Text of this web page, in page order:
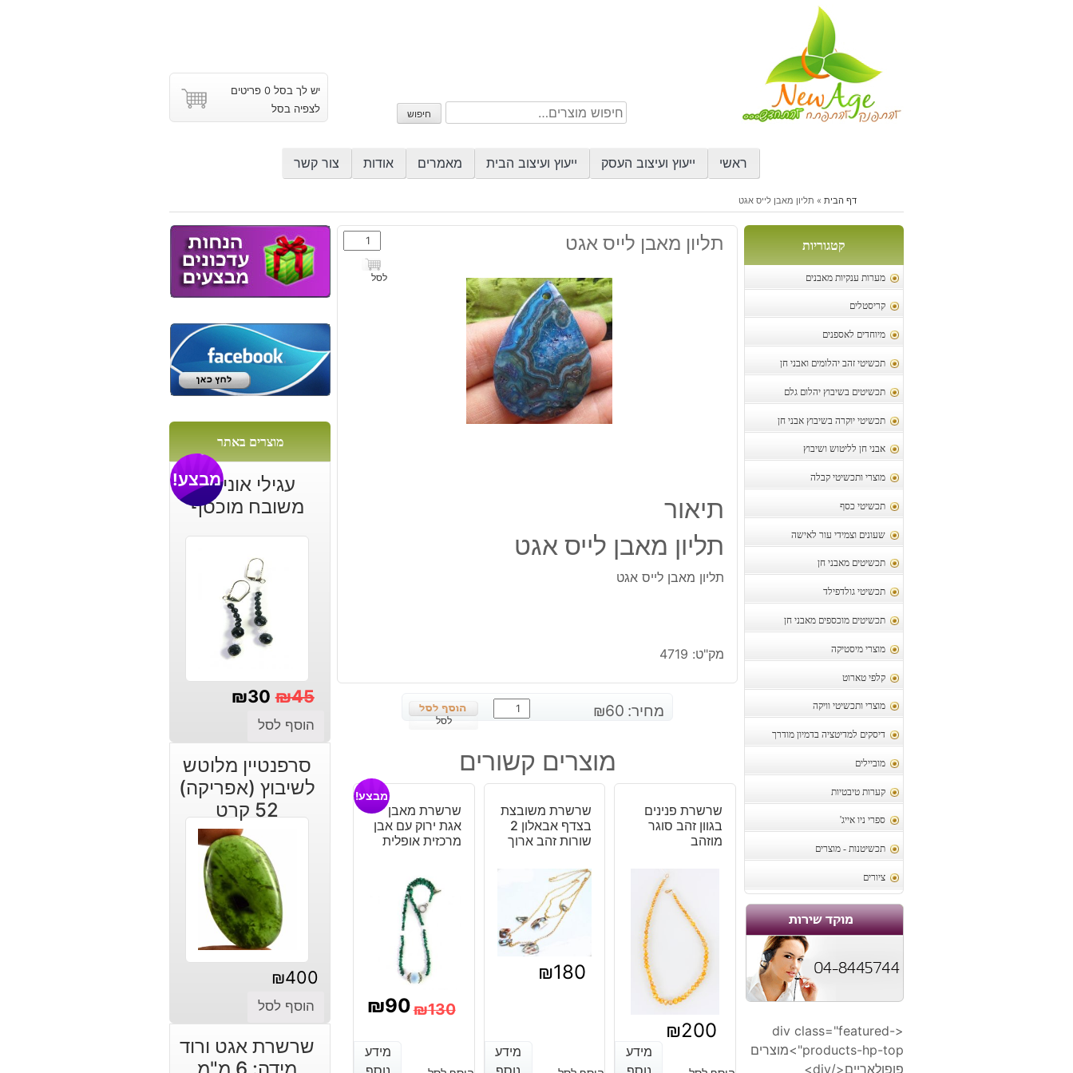
חיפוש
עבור:
חיפוש
יש לך בסל 0 פריטים
לצפיה בסל
ראשי ייעוץ ועיצוב העסק ייעוץ ועיצוב הבית מאמרים אודות צור קשר
דף הבית » תליון מאבן לייס אגט
קטגוריות
מערות ענקיות מאבנים
קריסטלים
מיוחדים לאספנים
תכשיטי זהב יהלומים ואבני חן
תכשיטים בשיבוץ יהלום גלם
תכשיטי יוקרה בשיבוץ אבני חן
אבני חן לליטוש ושיבוץ
מוצרי ותכשיטי קבלה
תכשיטי כסף
שעונים וצמידי עור לאישה
תכשיטים מאבני חן
תכשיטי גולדפילד
תכשיטים מוכספים מאבני חן
מוצרי מיסטיקה
קלפי טארוט
מוצרי ותכשיטי וויקה
דיסקים למדיטציה בדמיון מודרך
מוביילים
קערות טיבטיות
ספרי ניו אייג'
תכשיטנות - מוצרים
ציורים
<div class="featured-
products-hp-top">מוצרים
פופולאריים</div>
תליון מאבן לייס אגט
כמות
של
תליון
לסל
תיאור
תליון מאבן לייס אגט
תליון מאבן לייס אגט
מק"ט: 4719
מחיר: ₪60
כמות
של
מאבן
לייס
לסל
מוצרים קשורים
שרשרת פנינים
בגוון זהב סוגר
מוזהב
₪200
מידע
מידע
שרשרת משובצת
בצדף אבאלון 2
שורות זהב ארוך
₪180
מידע
מידע
שרשרת מאבן
אגת ירוק עם אבן
מרכזית אופלית
מבצע!
₪130
₪90
מידע
מידע
מוצרים באתר
עגילי אוניקס
משובח מוכסף
מבצע!
₪45
המחיר
המקורי
היה:
₪45.
₪30
המחיר
הנוכחי
הוא:
₪30.
הוסף לסל
סרפנטיין מלוטש
לשיבוץ (אפריקה)
52 קרט
₪400
הוסף לסל
שרשרת אגט ורוד
מידה: 6 מ"מ